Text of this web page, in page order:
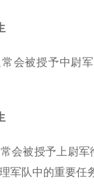
会被授予中尉
会被授予上尉
军队中的重要任